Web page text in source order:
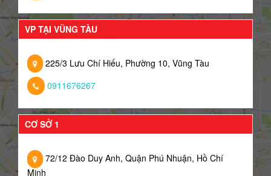
VP TẠI VŨNG TÀU
225/3 Lưu Chí Hiếu, Phường 10, Vũng Tàu
0911676267
CƠ SỞ 1
72/12 Đào Duy Anh, Quận Phú Nhuận, Hồ Chí
Minh